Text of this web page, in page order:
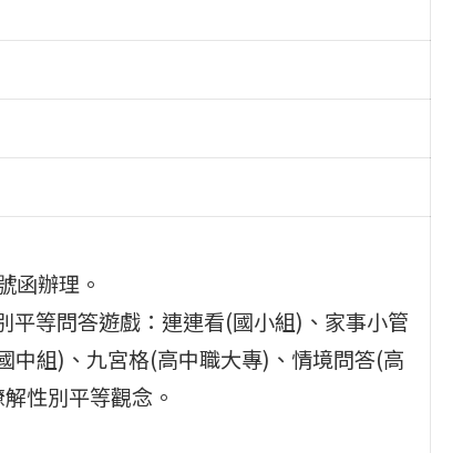
函辦理。
平等問答遊戲：連連看(國小組)、家事小管
中組)、九宮格(高中職大專)、情境問答(高
性別平等觀念。